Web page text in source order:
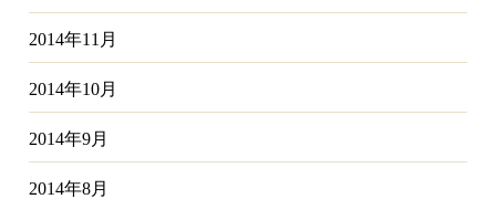
2014年11月
2014年10月
2014年9月
2014年8月